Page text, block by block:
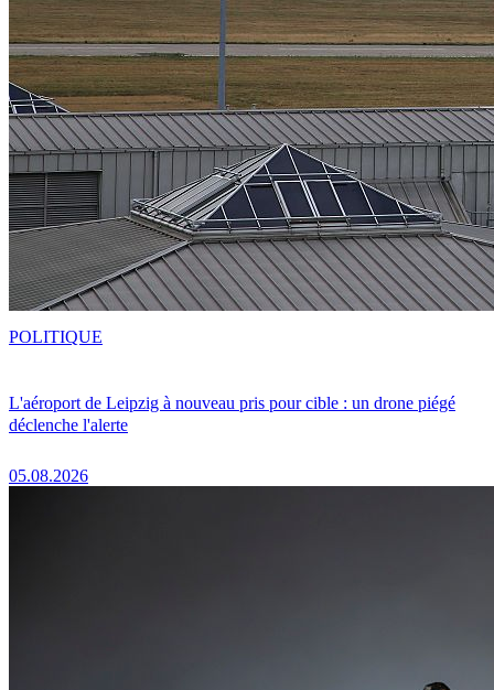
L'aéroport de Leipzig à nouveau pris pour cible : un drone piégé
déclenche l'alerte
05.08.2026
POLITIQUE